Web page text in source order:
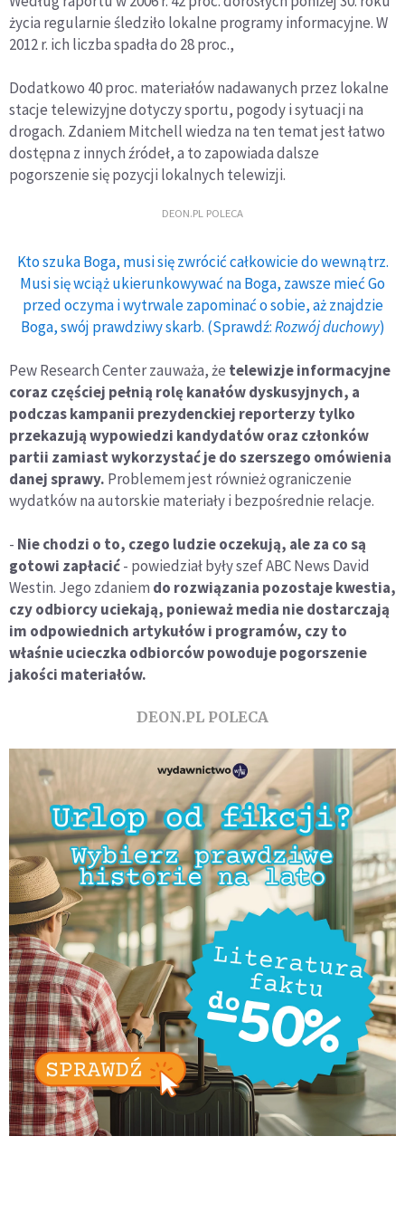
życia regularnie śledziło lokalne programy informacyjne. W
2012 r. ich liczba spadła do 28 proc.,
Dodatkowo 40 proc. materiałów nadawanych przez lokalne
stacje telewizyjne dotyczy sportu, pogody i sytuacji na
drogach. Zdaniem Mitchell wiedza na ten temat jest łatwo
dostępna z innych źródeł, a to zapowiada dalsze
pogorszenie się pozycji lokalnych telewizji.
DEON.PL POLECA
Kto szuka Boga, musi się zwrócić całkowicie do wewnątrz.
Musi się wciąż ukierunkowywać na Boga, zawsze mieć Go
przed oczyma i wytrwale zapominać o sobie, aż znajdzie
Boga, swój prawdziwy skarb. (Sprawdź:Rozwój duchowy)
Pew Research Center zauważa, że telewizje informacyjne
coraz częściej pełnią rolę kanałów dyskusyjnych, a
podczas kampanii prezydenckiej reporterzy tylko
przekazują wypowiedzi kandydatów oraz członków
partii zamiast wykorzystać je do szerszego omówienia
danej sprawy. Problemem jest również ograniczenie
wydatków na autorskie materiały i bezpośrednie relacje.
- Nie chodzi o to, czego ludzie oczekują, ale za co są
gotowi zapłacić- powiedział były szef ABC News David
Westin. Jego zdaniem do rozwiązania pozostaje kwestia,
czy odbiorcy uciekają, ponieważ media nie dostarczają
im odpowiednich artykułów i programów, czy to
właśnie ucieczka odbiorców powoduje pogorszenie
jakości materiałów.
DEON.PL POLECA